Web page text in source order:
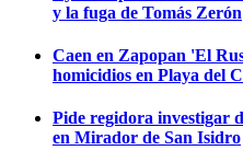
y la fuga de Tomás Zerón
Caen en Zapopan 'El
homicidios en Playa del
Pide regidora investigar
en Mirador de San Isidro